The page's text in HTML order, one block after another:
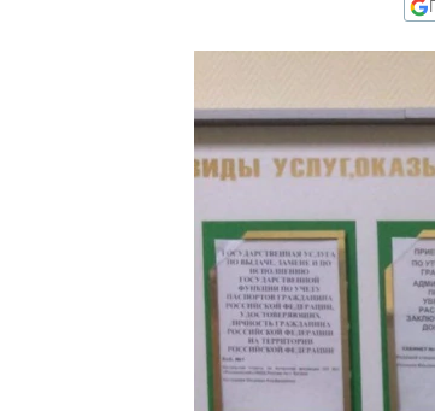
ПОДПИШИТЕСЬ НА РАССЫЛКУ